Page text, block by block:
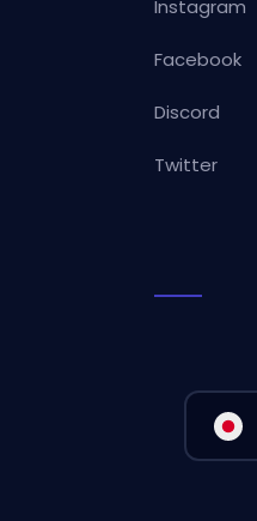
Instagram
Facebook
Discord
Twitter